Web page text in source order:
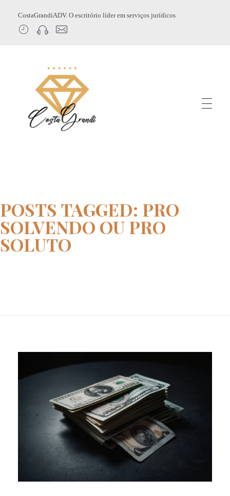
CostaGrandiADV. O escritório líder em serviços jurídicos
POSTS TAGGED: PRO
SOLVENDO OU PRO
SOLUTO